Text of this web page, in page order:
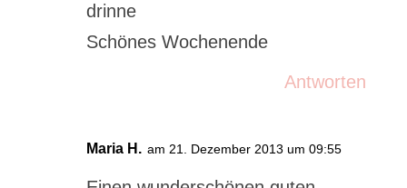
drinne
Schönes Wochenende
Antworten
Maria H. am 21. Dezember 2013 um 09:55